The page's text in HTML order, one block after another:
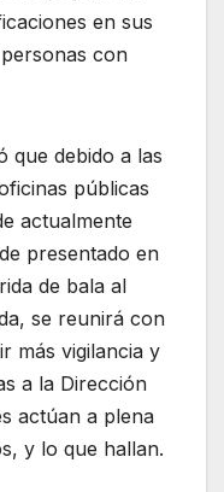
en sus
con
que debido a las
públicas
actualmente
presentado en
de bala al
se reunirá con
más vigilancia y
a la Dirección
actúan a plena
y lo que hallan.